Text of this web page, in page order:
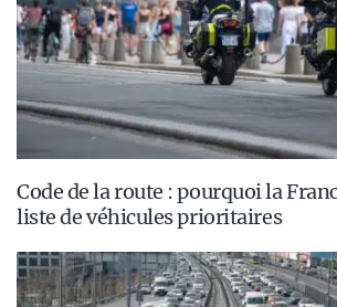
Code de la route : pourquoi la
liste de véhicules prioritaires